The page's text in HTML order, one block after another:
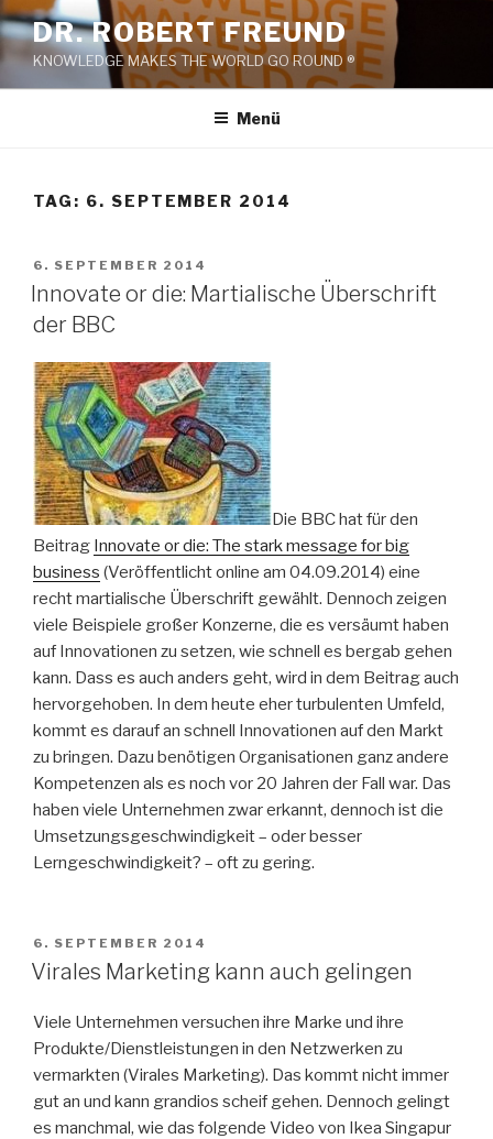
Zum
Inhalt
springen
DR. ROBERT FREUND
KNOWLEDGE MAKES THE WORLD GO ROUND ®
Menü
TAG: 6. SEPTEMBER 2014
VERÖFFENTLICHT
AM
6. SEPTEMBER 2014
Innovate or die: Martialische Überschrift
der BBC
Die BBC hat für den
Beitrag Innovate or die: The stark message for big
business (Veröffentlicht online am 04.09.2014) eine
recht martialische Überschrift gewählt. Dennoch zeigen
viele Beispiele großer Konzerne, die es versäumt haben
auf Innovationen zu setzen, wie schnell es bergab gehen
kann. Dass es auch anders geht, wird in dem Beitrag auch
hervorgehoben. In dem heute eher turbulenten Umfeld,
kommt es darauf an schnell Innovationen auf den Markt
zu bringen. Dazu benötigen Organisationen ganz andere
Kompetenzen als es noch vor 20 Jahren der Fall war. Das
haben viele Unternehmen zwar erkannt, dennoch ist die
Umsetzungsgeschwindigkeit – oder besser
Lerngeschwindigkeit? – oft zu gering.
VERÖFFENTLICHT
AM
6. SEPTEMBER 2014
Virales Marketing kann auch gelingen
Viele Unternehmen versuchen ihre Marke und ihre
Produkte/Dienstleistungen in den Netzwerken zu
vermarkten (Virales Marketing). Das kommt nicht immer
gut an und kann grandios scheif gehen. Dennoch gelingt
es manchmal, wie das folgende Video von Ikea Singapur